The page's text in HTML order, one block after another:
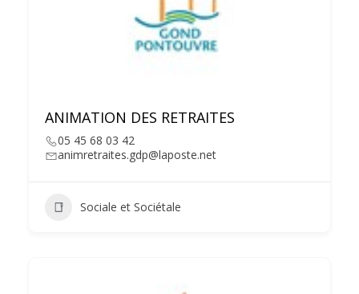
ANIMATION DES RETRAITES
05 45 68 03 42
animretraites.gdp@laposte.net
Sociale et Sociétale